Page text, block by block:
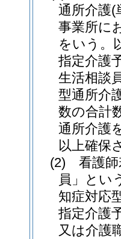
通所介護(
事業所に
をいう。
指定介護
生活相談
型通所介
数の合計
通所介護
以上確保
(2)
看護
員」とい
知症対応
指定介護
又は介護